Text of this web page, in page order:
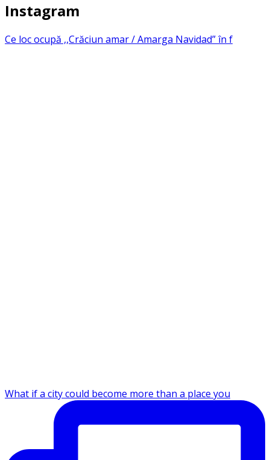
Instagram
Ce loc ocupă ,,Crăciun amar / Amarga Navidad” în f
What if a city could become more than a place you